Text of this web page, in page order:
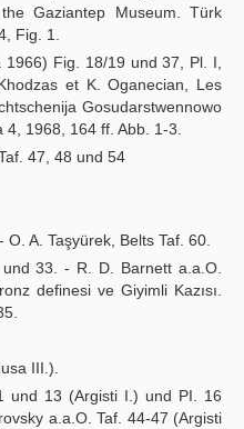
Gaziantep Museum. Türk
Fig. 1.
1966) Fig. 18/19 und 37, Pl. I,
et K. Oganecian, Les
Gosudarstwennowo
1968, 164 ff. Abb. 1-3.
47, 48 und 54
A. Taşyürek, Belts Taf. 60.
33. - R. D. Barnett a.a.O.
definesi ve Giyimli Kazısı.
III.).
und 13 (Argisti I.) und PI. 16
a.a.O. Taf. 44-47 (Argisti